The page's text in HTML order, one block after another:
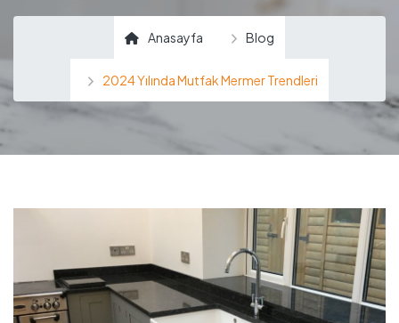
Anasayfa Blog
2024 Yılında Mutfak Mermer Trendleri